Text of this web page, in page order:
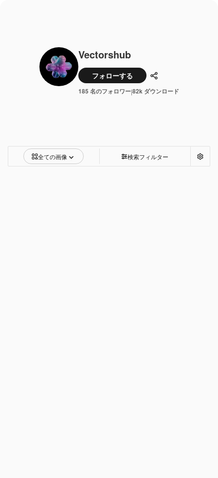
Vectorshub
フォローする 共有
185 名のフォロワー|82k ダウンロード
全ての画像 検索フィルター